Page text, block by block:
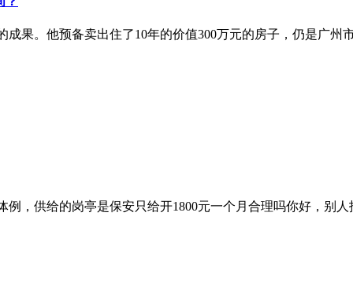
成果。他预备卖出住了10年的价值300万元的房子，仍是广
例，供给的岗亭是保安只给开1800元一个月合理吗你好，别